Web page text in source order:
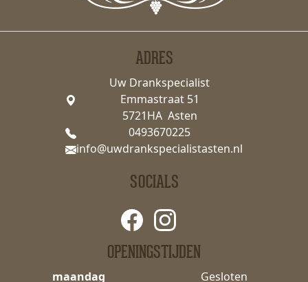
ADRES
Uw Drankspecialist
Emmastraat 51
5721HA Asten
0493670225
info@uwdrankspecialistasten.nl
OPENINGSTIJDEN
maandag Gesloten
SOCIALS